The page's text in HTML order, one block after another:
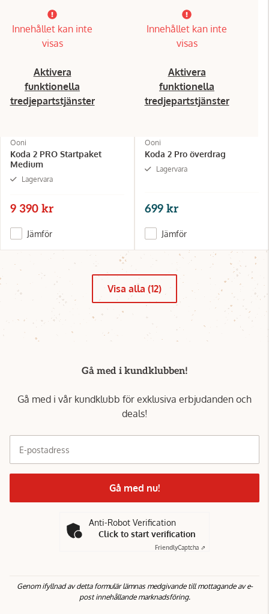
Innehållet kan inte
visas
Aktivera
funktionella
tredjepartstjänster
Ooni
Koda 2 PRO Startpaket
Medium
Lagervara
9 390 kr
Jämför
Innehållet kan inte
visas
Aktivera
funktionella
tredjepartstjänster
Ooni
Koda 2 Pro överdrag
Lagervara
699 kr
Jämför
Visa alla (12)
Gå med i kundklubben!
Gå med i vår kundklubb för exklusiva erbjudanden och
deals!
E-postadress
Gå med nu!
Anti-Robot Verification
Click to start verification
FriendlyCaptcha ⇗
Genom ifyllnad av detta formulär lämnas medgivande till mottagande av e-
post innehållande marknadsföring.